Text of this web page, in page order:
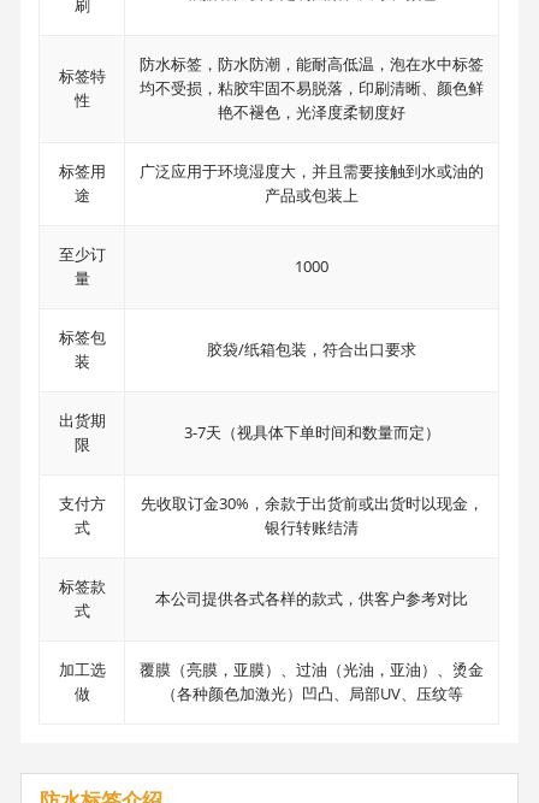
刷
标签特
性
防水标签，防水防潮，能耐高低温，泡在水中标签
均不受损，粘胶牢固不易脱落，印刷清晰、颜色鲜
艳不褪色，光泽度柔韧度好
标签用
途
广泛应用于环境湿度大，并且需要接触到水或油的
产品或包装上
至少订
量
1000
标签包
装
胶袋/纸箱包装，符合出口要求
出货期
限
3-7天（视具体下单时间和数量而定）
支付方
式
先收取订金30%，余款于出货前或出货时以现金，
银行转账结清
标签款
式
本公司提供各式各样的款式，供客户参考对比
加工选
做
覆膜（亮膜，亚膜）、过油（光油，亚油）、烫金
（各种颜色加激光）凹凸、局部UV、压纹等